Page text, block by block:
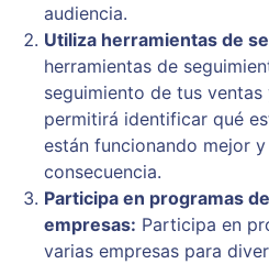
audiencia.
Utiliza herramientas de
herramientas de
seguimiento de tus
permitirá identificar qué
están funcionando mejor
consecuencia.
Participa en programas
empresas: Participa en
varias empresas para